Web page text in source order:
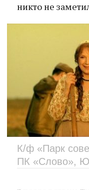
никто не
К/ф «Парк
ПК «Слово»,